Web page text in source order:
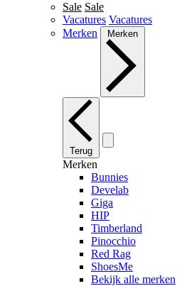
Sale Sale
Vacatures Vacatures
Merken
Merken
Terug
Merken
Bunnies
Develab
Giga
HIP
Timberland
Pinocchio
Red Rag
ShoesMe
Bekijk alle merken